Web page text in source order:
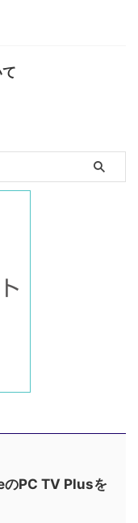
PC TV Plusを